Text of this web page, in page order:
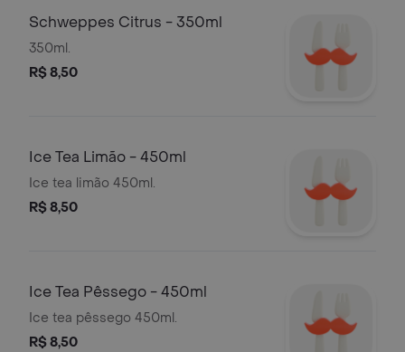
Schweppes Citrus - 350ml
350ml.
R$ 8,50
Ice Tea Limão - 450ml
Ice tea limão 450ml.
R$ 8,50
Ice Tea Pêssego - 450ml
Ice tea pêssego 450ml.
R$ 8,50